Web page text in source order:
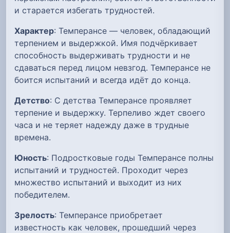
и старается избегать трудностей.
Характер: Темперансе — человек, обладающий
терпением и выдержкой. Имя подчёркивает
способность выдерживать трудности и не
сдаваться перед лицом невзгод. Темперансе не
боится испытаний и всегда идёт до конца.
Детство: С детства Темперансе проявляет
терпение и выдержку. Терпеливо ждет своего
часа и не теряет надежду даже в трудные
времена.
Юность: Подростковые годы Темперансе полны
испытаний и трудностей. Проходит через
множество испытаний и выходит из них
победителем.
Зрелость: Темперансе приобретает
известность как человек, прошедший через